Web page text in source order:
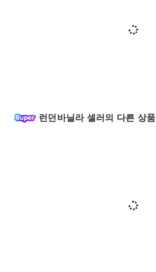
런던바닐라 셀러의 다른 상품